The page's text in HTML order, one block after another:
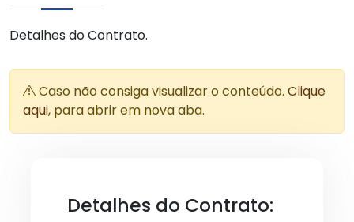
Detalhes do Contrato.
Caso não consiga visualizar o conteúdo. Clique
aqui, para abrir em nova aba.
Detalhes do Contrato: